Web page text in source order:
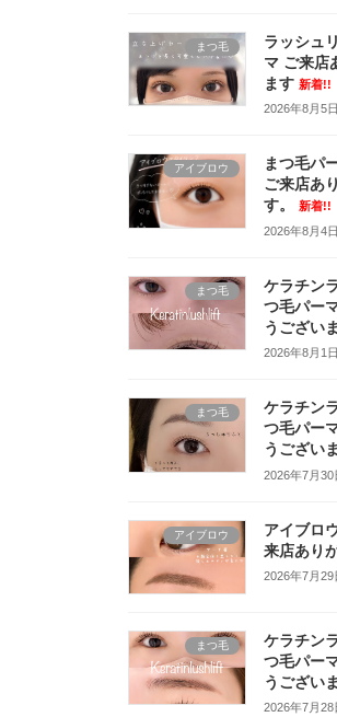
まつ毛
ラッシュ
マ ご来店
ます 新着!!
2026年8月5日
アイブロウ
まつ毛パ
ご来店あ
す。
新着!!
2026年8月4日
まつ毛
ケラチン
つ毛パー
うござい
2026年8月1日
まつ毛
ケラチン
つ毛パー
うござい
2026年7月30
アイブロウ
アイブロ
来店あり
2026年7月29
まつ毛
ケラチン
つ毛パー
うござい
2026年7月28